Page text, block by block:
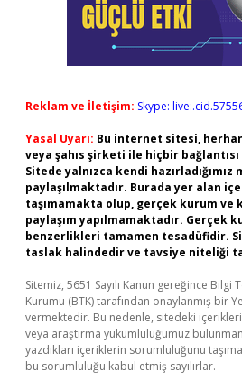
Reklam ve İletişim: Skype:
Yasal Uyarı: Bu internet sitesi,
veya şahıs şirketi ile hiçbir
Sitede yalnızca kendi
paylaşılmaktadır. Burada yer alan
taşımamakta olup, gerçek kurum ve
paylaşım yapılmamaktadır. Gerçek
benzerlikleri tamamen tesadüfidir.
taslak halindedir ve tavsiye niteliği
Sitemiz, 5651 Sayılı Kanun gereğince
Kurumu (BTK) tarafından onaylanmış bir
vermektedir. Bu nedenle, sitedeki
veya araştırma yükümlülüğümüz
yazdıkları içeriklerin sorumluluğunu
bu sorumluluğu kabul etmiş sayılırlar.